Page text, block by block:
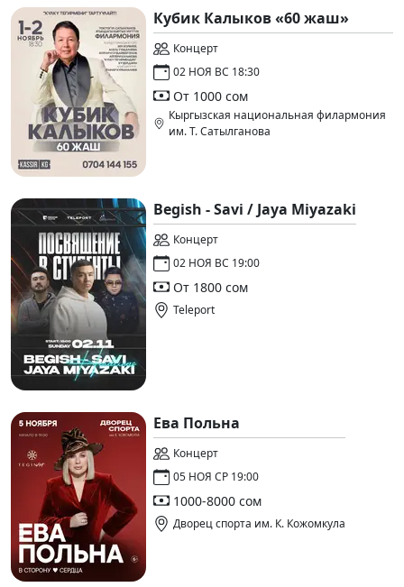
Кубик Калыков «60 жаш»
Концерт
02 НОЯ ВС 18:30
От 1000 сом
Кыргызская национальная филармония
им. Т. Сатылганова
Begish - Savi / Jaya Miyazaki
Концерт
02 НОЯ ВС 19:00
От 1800 сом
Teleport
Ева Польна
Концерт
05 НОЯ СР 19:00
1000-8000 сом
Дворец спорта им. К. Кожомкула